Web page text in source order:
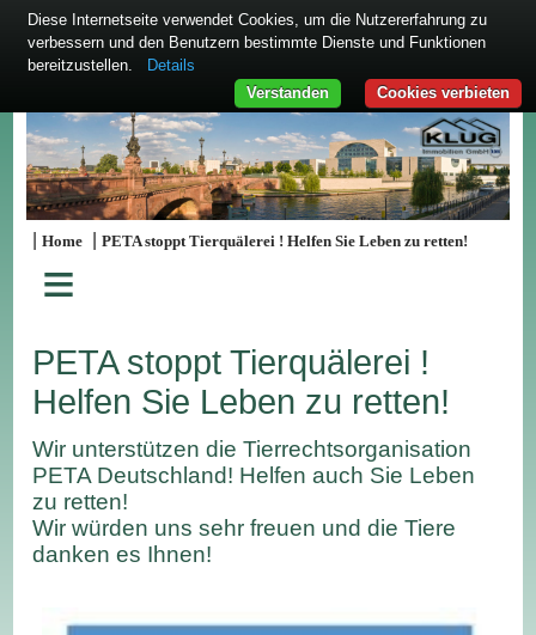
|Home |PETA stoppt Tierquälerei ! Helfen Sie Leben zu retten!
≡
PETA stoppt Tierquälerei !
Helfen Sie Leben zu retten!
Wir unterstützen die Tierrechtsorganisation
PETA Deutschland! Helfen auch Sie Leben
zu retten!
Wir würden uns sehr freuen und die Tiere
danken es Ihnen!
Diese Internetseite verwendet Cookies, um die Nutzererfahrung zu
verbessern und den Benutzern bestimmte Dienste und Funktionen
bereitzustellen.
Details
Cookies verbieten
Verstanden